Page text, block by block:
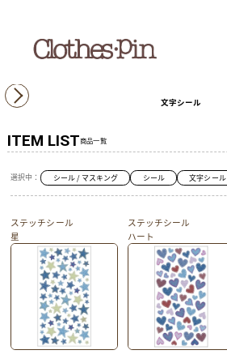
文字シール
ITEM LIST商品一覧
選択中： シール / マスキング シール 文字シール
ステッチシール
星
ステッチシール
ハート